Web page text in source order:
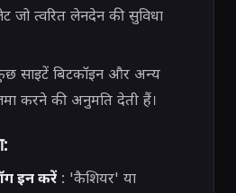
जो त्वरित लेनदेन की सुविधा
साइटें बिटकॉइन और अन्य
करने की अनुमति देती हैं।
इन करें: 'कैशियर' या